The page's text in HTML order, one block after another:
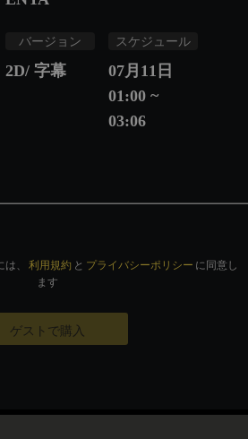
バージョン
2D/ 字幕
スケジュール
07月11日
01:00 ~
03:06
、 利用規約 と プライバシーポリシー に同意し
ます
ゲストで購入